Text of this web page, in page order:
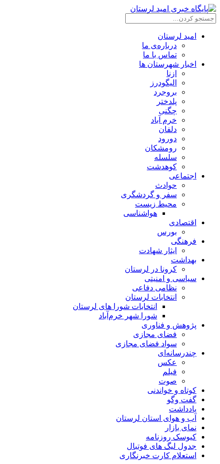
امید لرستان
درباره‌ی ما
تماس با ما
اخبار شهرستان ها
ازنا
الیگودرز
بروجرد
پلدختر
چگنی
خرم آباد
دلفان
دورود
رومشکان
سلسله
کوهدشت
اجتماعی
حوادث
سفر و گردشگری
محیط زیست
هواشناسی
اقتصادی
بورس
فرهنگی
ایثار شهادت
بهداشت
کرونا در لرستان
سیاسی و امنیتی
نظامی دفاعی
انتخابات لرستان
انتخابات شورا های لرستان
شورا شهر خرم‌آباد
پژوهش و فناوری
فضای مجازی
سواد فضای مجازی
چندرسانه‌ای
عكس
فیلم
صوت
کوتاه و خواندنی
گفت وگو
یادداشت
آب و هوای استان لرستان
نمای بازار
کیوسک روزنامه
جدول لیگ های فوتبال
استعلام کارت خبرنگاری